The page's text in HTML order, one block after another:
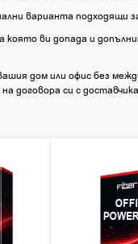
варианта подходящи
ви допада и
дом или офис без
договора си с